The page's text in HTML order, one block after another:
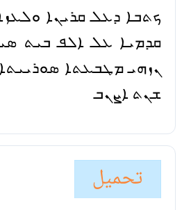
ܟܬܒܐ ܕܥܠ ܩܪܝܢܐ
ܩܕܡܝܐ ܥܠ ܐܠܦ ܒܝܬ
ܢܙܗܝ ܡܛܒܥܬܐ
ܫܢܬ ܐܨܢܒ
تحميل